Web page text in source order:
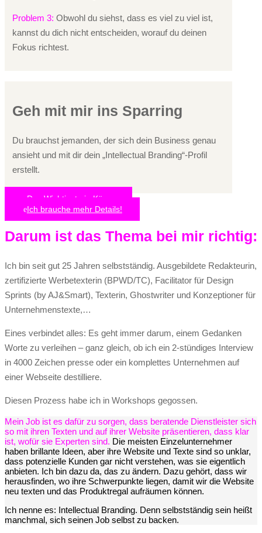
Problem 3: Obwohl du siehst, dass es viel zu viel ist,
kannst du dich nicht entscheiden, worauf du deinen
Fokus richtest.
Geh mit mir ins Sparring
Du brauchst jemanden, der sich dein Business genau
ansieht und mit dir dein „Intellectual Branding“-Profil
erstellt.
Das Wichtigste in Kürze
Ich brauche mehr Details!
Darum ist das Thema bei mir richtig:
Ich bin seit gut 25 Jahren selbstständig. Ausgebildete Redakteurin,
zertifizierte Werbetexterin (BPWD/TC), Facilitator für Design
Sprints (by AJ&Smart), Texterin, Ghostwriter und Konzeptioner für
Unternehmenstexte,…
Eines verbindet alles: Es geht immer darum, einem Gedanken
Worte zu verleihen – ganz gleich, ob ich ein 2-stündiges Interview
in 4000 Zeichen presse oder ein komplettes Unternehmen auf
einer Webseite destilliere.
Diesen Prozess habe ich in Workshops gegossen.
Mein Job ist es dafür zu sorgen, dass beratende Dienstleister sich
so mit ihren Texten und auf ihrer Website präsentieren, dass klar
ist, wofür sie Experten sind. Die meisten Einzelunternehmer
haben brillante Ideen, aber ihre Website und Texte sind so unklar,
dass potenzielle Kunden gar nicht verstehen, was sie eigentlich
anbieten. Ich bin dazu da, das zu ändern. Dazu gehört, dass wir
herausfinden, wo ihre Schwerpunkte liegen, damit wir die Website
neu texten und das Produktregal aufräumen können.
Ich nenne es: Intellectual Branding. Denn selbstständig sein heißt
manchmal, sich seinen Job selbst zu backen.